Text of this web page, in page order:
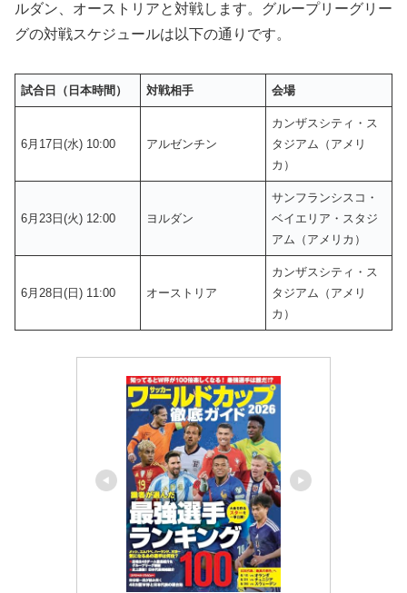
ルダン、オーストリアと対戦します。グループリーグリー
グの対戦スケジュールは以下の通りです。
試合日（日本時間） 対戦相手 会場
6月17日(水) 10:00 アルゼンチン
カンザスシティ・ス
タジアム（アメリ
カ）
6月23日(火) 12:00 ヨルダン
サンフランシスコ・
ベイエリア・スタジ
アム（アメリカ）
6月28日(日) 11:00 オーストリア
カンザスシティ・ス
タジアム（アメリ
カ）